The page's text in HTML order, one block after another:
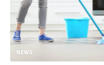
NEWS